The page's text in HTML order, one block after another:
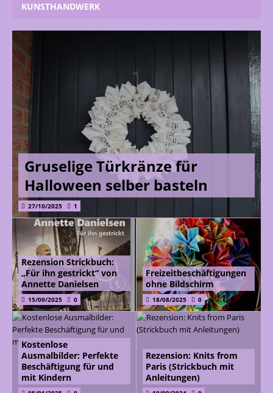
KUNSTHANDWERK
Gruselige Türkränze für
Halloween selber basteln
27/10/2025 1
Rezension Strickbuch:
„Für ihn gestrickt“ von
Annette Danielsen
15/09/2025 0
Freizeitbeschäftigungen
ohne Bildschirm
18/08/2025 0
Kostenlose
Ausmalbilder: Perfekte
Beschäftigung für und
mit Kindern
Rezension: Knits from
Paris (Strickbuch mit
Anleitungen)